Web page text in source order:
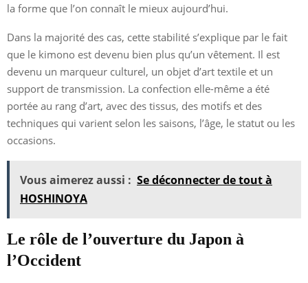
la forme que l’on connaît le mieux aujourd’hui.
Dans la majorité des cas, cette stabilité s’explique par le fait
que le kimono est devenu bien plus qu’un vêtement. Il est
devenu un marqueur culturel, un objet d’art textile et un
support de transmission. La confection elle-même a été
portée au rang d’art, avec des tissus, des motifs et des
techniques qui varient selon les saisons, l’âge, le statut ou les
occasions.
Vous aimerez aussi : Se déconnecter de tout à
HOSHINOYA
Le rôle de l’ouverture du Japon à
l’Occident